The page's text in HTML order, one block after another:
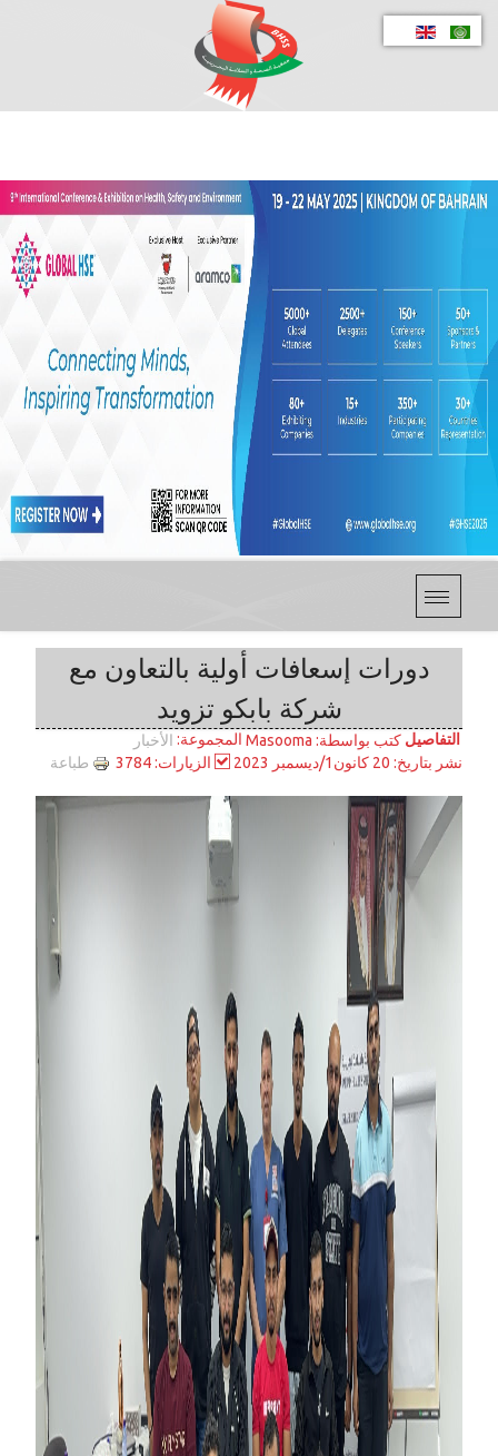
دورات إسعافات أولية بالتعاون مع
شركة بابكو تزويد
التفاصيل كتب بواسطة: Masooma المجموعة: الأخبار
نشر بتاريخ: 20 كانون1/ديسمبر 2023
الزيارات: 3784 طباعة